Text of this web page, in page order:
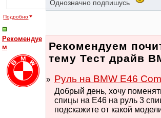
Подробно
Однозначно подпишусь
Рекомендуе
м
Рекомендуем
тему Тест драйв
Руль на BMW E46
Добрый день, хочу
спицы на Е46 на руль 3
подскажите от какой